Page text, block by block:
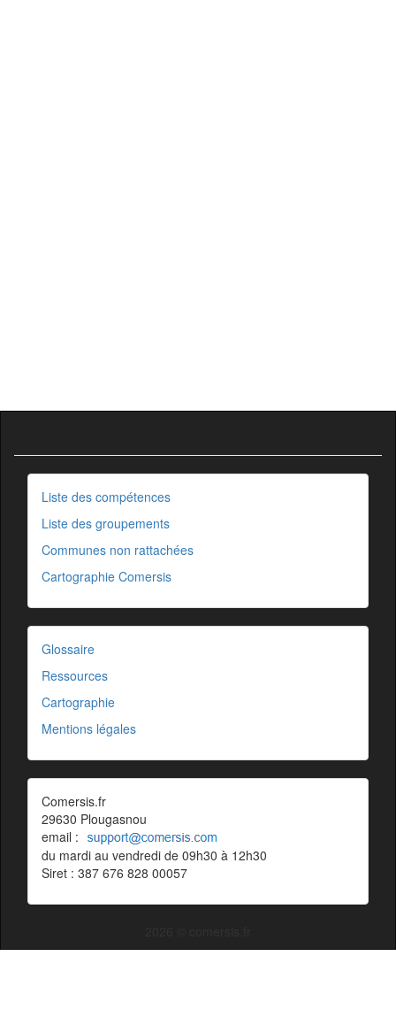
Liste des compétences
Liste des groupements
Communes non rattachées
Cartographie Comersis
Glossaire
Ressources
Cartographie
Mentions légales
Comersis.fr
29630 Plougasnou
email :
du mardi au vendredi de 09h30 à 12h30
Siret : 387 676 828 00057